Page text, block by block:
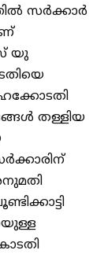
സർക്കാർ
യു
തള്ളിയ